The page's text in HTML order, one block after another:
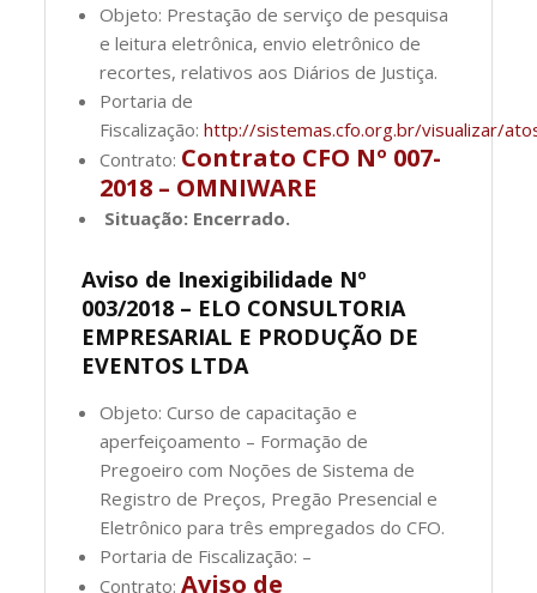
Objeto: Prestação de serviço de pesquisa
e leitura eletrônica, envio eletrônico de
recortes, relativos aos Diários de Justiça.
Portaria de
Fiscalização:http://sistemas.cfo.org.br/visualizar/
Contrato: Contrato CFO Nº 007-
2018 – OMNIWARE
Situação: Encerrado.
Aviso de Inexigibilidade Nº
003/2018 – ELO CONSULTORIA
EMPRESARIAL E PRODUÇÃO DE
EVENTOS LTDA
Objeto: Curso de capacitação e
aperfeiçoamento – Formação de
Pregoeiro com Noções de Sistema de
Registro de Preços, Pregão Presencial e
Eletrônico para três empregados do CFO.
Portaria de Fiscalização: –
Contrato:Aviso de